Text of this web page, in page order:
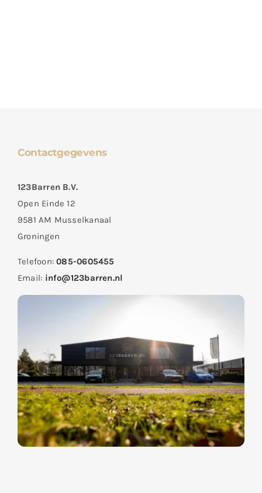
Contactgegevens
123Barren B.V.
Open Einde 12
9581 AM Musselkanaal
Groningen
Telefoon:085-0605455
Email: info@123barren.nl